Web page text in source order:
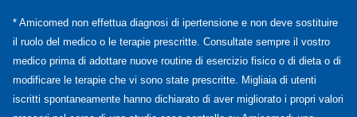
* Amicomed non effettua diagnosi di ipertensione e non deve sostituire
il ruolo del medico o le terapie prescritte. Consultate sempre il vostro
medico prima di adottare nuove routine di esercizio fisico o di dieta o di
modificare le terapie che vi sono state prescritte. Migliaia di utenti
iscritti spontaneamente hanno dichiarato di aver migliorato i propri valori